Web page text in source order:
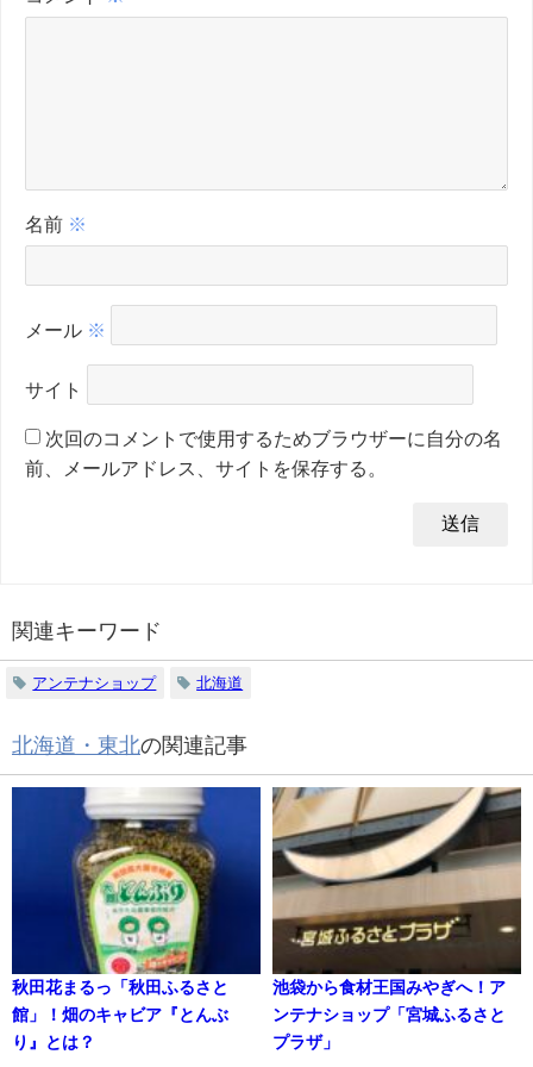
名前 ※
メール ※
サイト
次回のコメントで使用するためブラウザーに自分の名
前、メールアドレス、サイトを保存する。
関連キーワード
アンテナショップ 北海道
北海道・東北の関連記事
秋田花まるっ「秋田ふるさと
館」！畑のキャビア『とんぶ
り』とは？
池袋から食材王国みやぎへ！ア
ンテナショップ「宮城ふるさと
プラザ」